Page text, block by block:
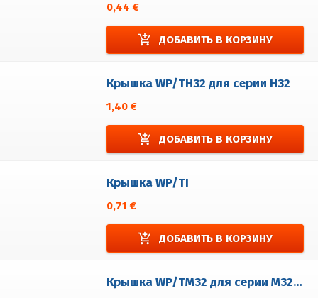
0,44 €
add_shopping_cart ДОБАВИТЬ В КОРЗИНУ
Крышка WP/TH32 для серии H32
1,40 €
add_shopping_cart ДОБАВИТЬ В КОРЗИНУ
Крышка WP/TI
0,71 €
add_shopping_cart ДОБАВИТЬ В КОРЗИНУ
Крышка WP/TM32 для серии M32, EM32